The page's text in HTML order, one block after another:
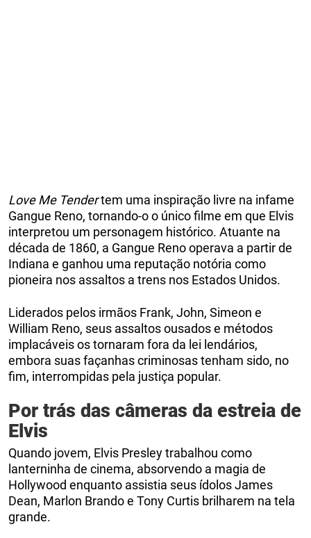
Love Me Tendertem uma inspiração livre na infame
Gangue Reno, tornando-o o único filme em que Elvis
interpretou um personagem histórico. Atuante na
década de 1860, a Gangue Reno operava a partir de
Indiana e ganhou uma reputação notória como
pioneira nos assaltos a trens nos Estados Unidos.
Liderados pelos irmãos Frank, John, Simeon e
William Reno, seus assaltos ousados e métodos
implacáveis os tornaram fora da lei lendários,
embora suas façanhas criminosas tenham sido, no
fim, interrompidas pela justiça popular.
Por trás das câmeras da estreia de
Elvis
Quando jovem, Elvis Presley trabalhou como
lanterninha de cinema, absorvendo a magia de
Hollywood enquanto assistia seus ídolos James
Dean, Marlon Brando e Tony Curtis brilharem na tela
grande.